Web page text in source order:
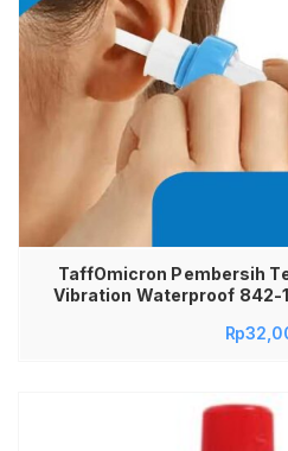
TaffOmicron Pembersih
Vibration Waterproof 842-
Cleaner Alat Pembersih
Rp